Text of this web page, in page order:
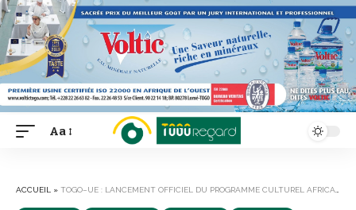
Font
Aa
ACCUEIL » TOGO–UE : LANCEMENT OFFICIEL DU PROGRAMME CULTUREL AFRICA-EUROPE